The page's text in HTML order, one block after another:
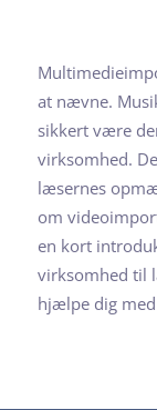
at nævne.
sikkert være
virksomhed.
læsernes
om
en kort
virksomhed til
hjælpe dig